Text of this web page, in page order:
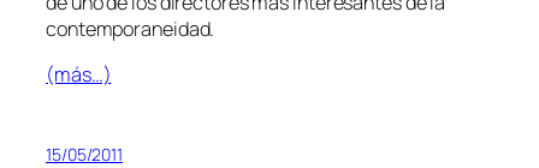
contemporaneidad.
(más…)
15/05/2011